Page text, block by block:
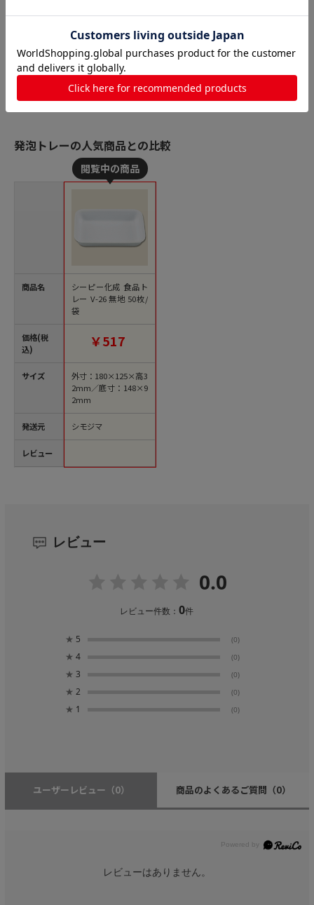
発泡トレーの人気商品との比較
商品名
価格(税
込)
サイズ
発送元
レビュー
シーピー化成 食品ト
レー V-26 無地 50枚/
袋
￥517
外寸：180×125×高3
2mm／底寸：148×9
2mm
シモジマ
レビュー
0.0
レビュー件数：0件
★ 5 (0)
★ 4 (0)
★ 3 (0)
★ 2 (0)
★ 1 (0)
ユーザーレビュー （0） 商品のよくあるご質問 （0）
レビューはありません。